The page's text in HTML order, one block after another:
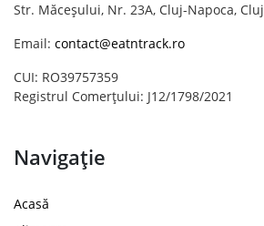
Str. Măceșului, Nr. 23A, Cluj-Napoca, Cluj
Email: contact@eatntrack.ro
CUI: RO39757359
Registrul Comerțului: J12/1798/2021
Navigație
Acasă